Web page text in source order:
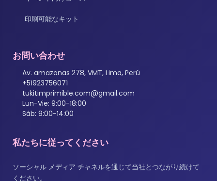
印刷可能なキット
お問い合わせ
Av. amazonas 278, VMT, Lima, Perú
+51923756071
tukitimprimible.com@gmail.com
Lun-Vie: 9:00-18:00
Sáb: 9:00-14:00
私たちに従ってください
ソーシャル メディア チャネルを通じて当社とつながり続けて
ください。